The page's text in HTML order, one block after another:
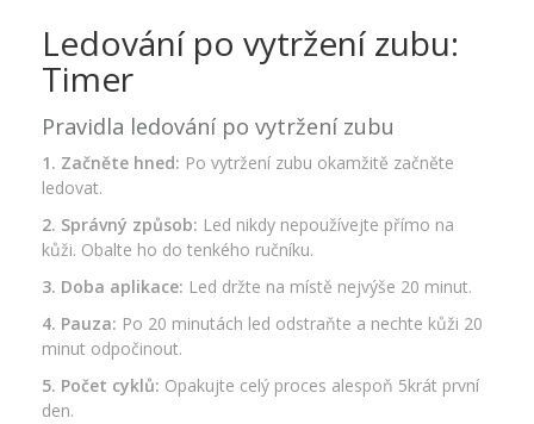
Ledování po vytržení zubu:
Timer
Pravidla ledování po vytržení zubu
1. Začněte hned: Po vytržení zubu okamžitě začněte
ledovat.
2. Správný způsob: Led nikdy nepoužívejte přímo na
kůži. Obalte ho do tenkého ručníku.
3. Doba aplikace: Led držte na místě nejvýše 20 minut.
4. Pauza: Po 20 minutách led odstraňte a nechte kůži 20
minut odpočinout.
5. Počet cyklů: Opakujte celý proces alespoň 5krát první
den.